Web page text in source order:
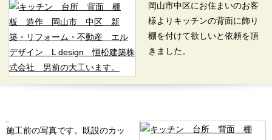
岡山市中区にお住まいのお客
様よりキッチンの背面に飾り
棚を付けて欲しいと依頼を頂
きました。
施工前の写真です。既設のカッ